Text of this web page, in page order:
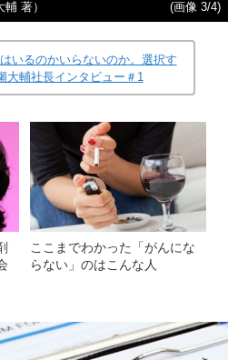
著） (画像 3/4)
はいるのかいらないのか。選択す
輔社長インタビュー＃1
ここまでわかった「がんにな
らない」のはこんな人